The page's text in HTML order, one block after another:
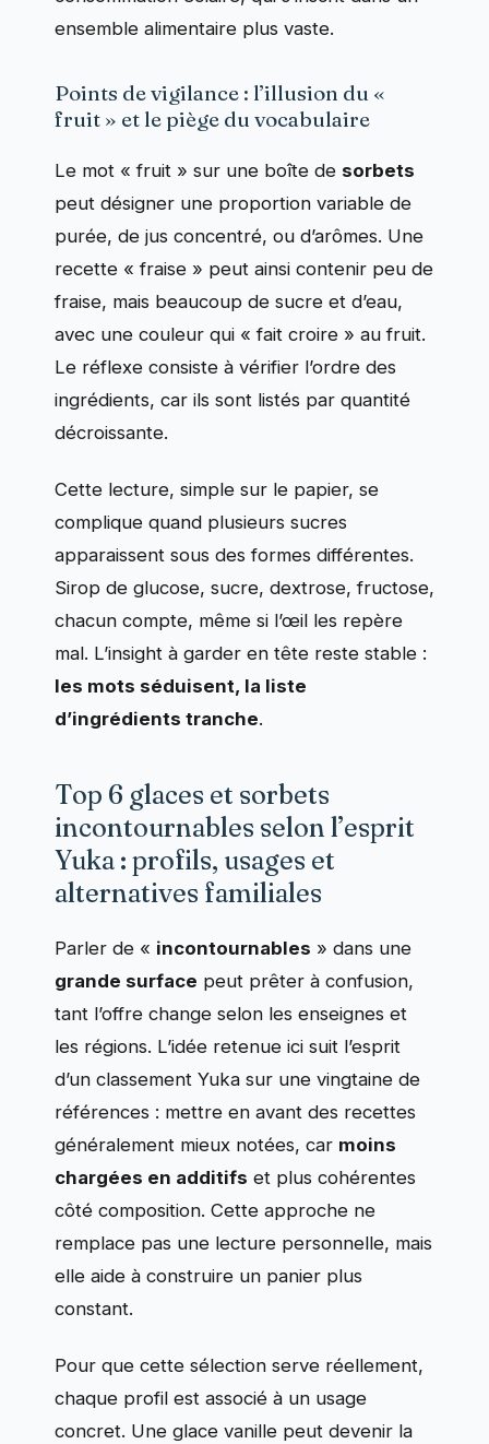
ensemble alimentaire plus vaste.
Points de vigilance : l’illusion du «
fruit » et le piège du vocabulaire
Le mot « fruit » sur une boîte de sorbets
peut désigner une proportion variable de
purée, de jus concentré, ou d’arômes. Une
recette « fraise » peut ainsi contenir peu de
fraise, mais beaucoup de sucre et d’eau,
avec une couleur qui « fait croire » au fruit.
Le réflexe consiste à vérifier l’ordre des
ingrédients, car ils sont listés par quantité
décroissante.
Cette lecture, simple sur le papier, se
complique quand plusieurs sucres
apparaissent sous des formes différentes.
Sirop de glucose, sucre, dextrose, fructose,
chacun compte, même si l’œil les repère
mal. L’insight à garder en tête reste stable :
les mots séduisent, la liste
d’ingrédients tranche.
Top 6 glaces et sorbets
incontournables selon l’esprit
Yuka : profils, usages et
alternatives familiales
Parler de « incontournables » dans une
grande surface peut prêter à confusion,
tant l’offre change selon les enseignes et
les régions. L’idée retenue ici suit l’esprit
d’un classement Yuka sur une vingtaine de
références : mettre en avant des recettes
généralement mieux notées, car moins
chargées en additifs et plus cohérentes
côté composition. Cette approche ne
remplace pas une lecture personnelle, mais
elle aide à construire un panier plus
constant.
Pour que cette sélection serve réellement,
chaque profil est associé à un usage
concret. Une glace vanille peut devenir la